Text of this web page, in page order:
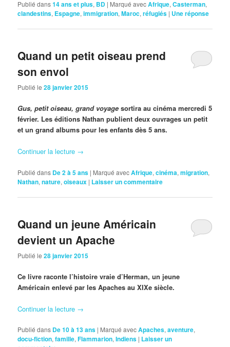
Publié dans14 ans et plus, BD | Marqué avecAfrique,Casterman,
clandestins, Espagne,immigration,Maroc,réfugiés | Uneréponse
Quand un petit oiseau prend
son envol
Publié le28 janvier 2015
Gus, petit oiseau, grand voyage sortira au cinéma mercredi 5
février. Les éditions Nathan publient deux ouvrages un petit
et un grand albums pour les enfants dès 5 ans.
Continuer la lecture →
Publié dans De 2 à 5 ans | Marqué avecAfrique,cinéma,migration,
Nathan,nature,oiseaux | Laisser un commentaire
Quand un jeune Américain
devient un Apache
Publié le28 janvier 2015
Ce livre raconte l’histoire vraie d’Herman, un jeune
Américain enlevé par les Apaches au XIXe siècle.
Continuer la lecture →
Publié dans De 10 à 13 ans | Marqué avecApaches,aventure,
docu-fiction,famille,Flammarion,Indiens | Laisser un